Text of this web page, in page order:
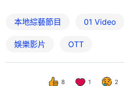
本地綜藝節目 01 Video
娛樂影片 OTT
8 1 2